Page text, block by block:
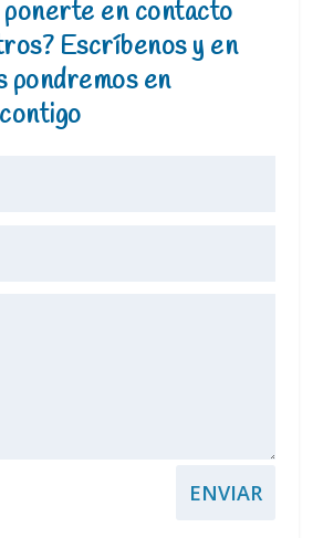
en contacto
Escríbenos y en
pondremos en
ENVIAR